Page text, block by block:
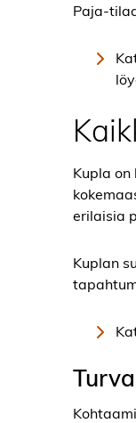
Paja-
Kupla
erilaisia
Kuplan